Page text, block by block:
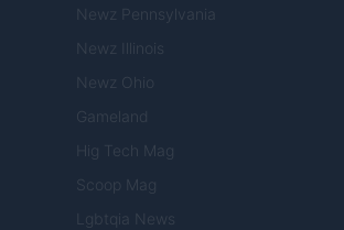
Newz Pennsylvania
Newz Illinois
Newz Ohio
Gameland
Hig Tech Mag
Scoop Mag
Lgbtqia News